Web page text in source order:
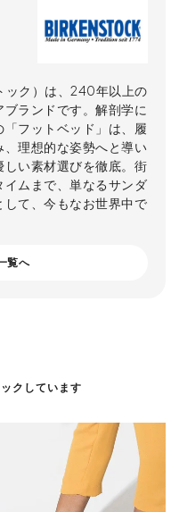
ック）は、240年以上の
ランドです。解剖学に
フットベッド」は、履
理想的な姿勢へと導い
い素材選びを徹底。街
ムまで、単なるサンダ
て、今もなお世界中で
覧へ
クしています